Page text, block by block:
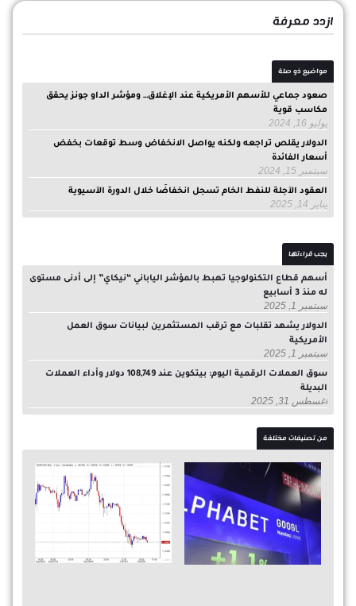
ازدد معرفة
مواضيع ذو صلة
صعود جماعي للأسهم الأمريكية عند الإغلاق… ومؤشر الداو جونز يحقق
مكاسب قوية
يوليو 16, 2024
الدولار يقلص تراجعه ولكنه يواصل الانخفاض وسط توقعات بخفض
أسعار الفائدة
سبتمبر 15, 2024
العقود الآجلة للنفط الخام تسجل انخفاضًا خلال الدورة الآسيوية
يناير 14, 2025
يجب قراءتها
أسهم قطاع التكنولوجيا تهبط بالمؤشر الياباني “نيكاي” إلى أدنى مستوى
له منذ 3 أسابيع
سبتمبر 1, 2025
الدولار يشهد تقلبات مع ترقب المستثمرين لبيانات سوق العمل
الأمريكية
سبتمبر 1, 2025
سوق العملات الرقمية اليوم: بيتكوين عند 108,749 دولار وأداء العملات
البديلة
أغسطس 31, 2025
من تصنيفات مختلفة